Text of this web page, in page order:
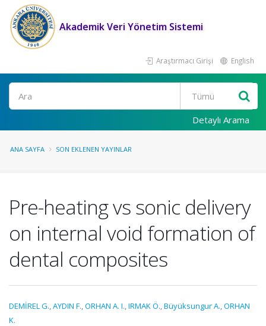
Akademik Veri Yönetim Sistemi
Araştırmacı Girişi English
Ara
Detaylı Arama
ANA SAYFA SON EKLENEN YAYINLAR
Pre-heating vs sonic delivery
on internal void formation of
dental composites
DEMİREL G.,AYDIN F.,ORHAN A. I.,IRMAK Ö.,Büyüksungur A.,ORHAN
K.